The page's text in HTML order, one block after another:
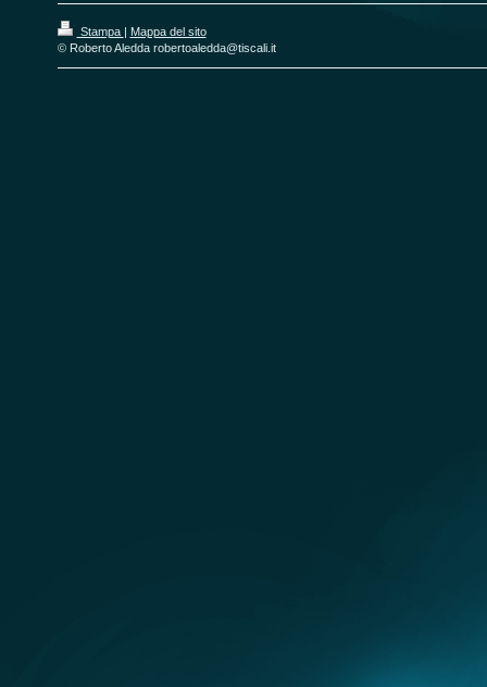
Stampa | Mappa del sito
© Roberto Aledda robertoaledda@tiscali.it